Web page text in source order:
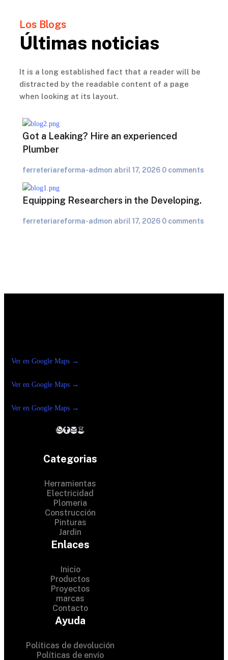
Los Blogs
Últimas noticias
It is a long established fact that a reader will be
distracted by the readable content of a page
when looking at its layout.
Got a Leaking? Hire an experienced
Plumber
ferreteriareforma-admon abril 17, 2026 0 comments
Equipping Researchers in the Developing.
ferreteriareforma-admon abril 17, 2026 0 comments
Ver en Google Maps →
Ver en Google Maps →
Ver en Google Maps →
Categorias
Herramientas
Electricidad
Plomeria
Construcción
Pinturas
Jardin
Enlaces
Inicio
Productos
Proyectos
marcas
Contacto
Ayuda
Políticas de devolución
Políticas de envío